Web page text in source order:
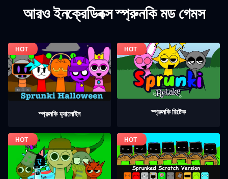
আরও ইনক্রেডিবক্স স্প্রুনকি মড গেমস
স্প্রুনকি হ্যালোইন স্প্রুনকি রিটেক